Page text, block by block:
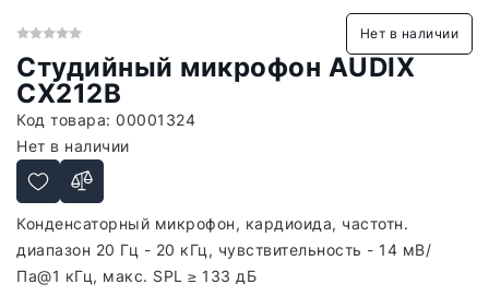
Нет в наличии
Студийный микрофон AUDIX
CX212B
Код товара: 00001324
Нет в наличии
Конденсаторный микрофон, кардиоида, частотн.
диапазон 20 Гц - 20 кГц, чувствительность - 14 мВ/
Па@1 кГц, макс. SPL ≥ 133 дБ